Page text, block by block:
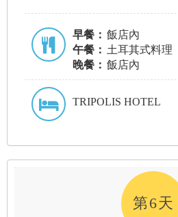
早餐： 飯店內
午餐： 土耳其式料理
晚餐： 飯店內
TRIPOLIS HOTEL
第6天